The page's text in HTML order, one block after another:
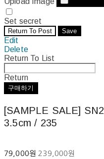
Set secret
Return To Post Save
Edit
Delete
Return To List
Return
구매하기
[SAMPLE SALE]
3.5cm / 235
79,000원 239,000원